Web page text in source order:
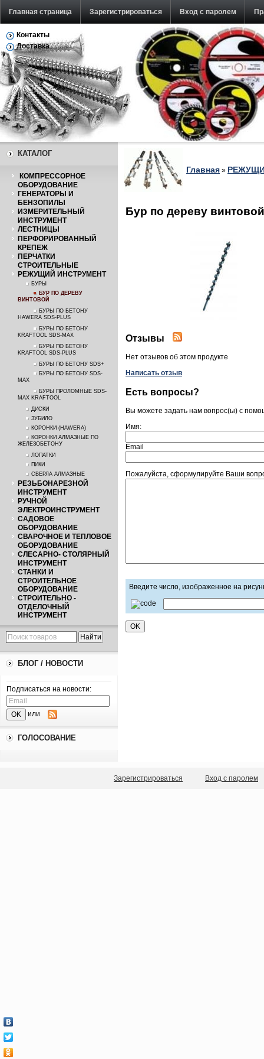
Главная страница Зарегистрироваться Вход с паролем
Обратная связь
Контакты
Доставка
КАТАЛОГ
КОМПРЕССОРНОЕ
ОБОРУДОВАНИЕ
ГЕНЕРАТОРЫ И
БЕНЗОПИЛЫ
ИЗМЕРИТЕЛЬНЫЙ
ИНСТРУМЕНТ
ЛЕСТНИЦЫ
ПЕРФОРИРОВАННЫЙ
КРЕПЕЖ
ПЕРЧАТКИ
СТРОИТЕЛЬНЫЕ
РЕЖУЩИЙ ИНСТРУМЕНТ
БУРЫ
БУР ПО ДЕРЕВУ
ВИНТОВОЙ
БУРЫ ПО БЕТОНУ
HAWERA SDS-PLUS
БУРЫ ПО БЕТОНУ
KRAFTOOL SDS-MAX
БУРЫ ПО БЕТОНУ
KRAFTOOL SDS-PLUS
БУРЫ ПО БЕТОНУ SDS+
БУРЫ ПО БЕТОНУ SDS-
MAX
БУРЫ ПРОЛОМНЫЕ SDS-
MAX KRAFTOOL
ДИСКИ
ЗУБИЛО
КОРОНКИ (HAWERA)
КОРОНКИ АЛМАЗНЫЕ ПО
ЖЕЛЕЗОБЕТОНУ
ЛОПАТКИ
ПИКИ
СВЕРЛА АЛМАЗНЫЕ
РЕЗЬБОНАРЕЗНОЙ
ИНСТРУМЕНТ
РУЧНОЙ
ЭЛЕКТРОИНСТРУМЕНТ
САДОВОЕ
ОБОРУДОВАНИЕ
СВАРОЧНОЕ И ТЕПЛОВОЕ
ОБОРУДОВАНИЕ
СЛЕСАРНО- СТОЛЯРНЫЙ
ИНСТРУМЕНТ
СТАНКИ И
СТРОИТЕЛЬНОЕ
ОБОРУДОВАНИЕ
СТРОИТЕЛЬНО -
ОТДЕЛОЧНЫЙ
ИНСТРУМЕНТ
БЛОГ / НОВОСТИ
Подписаться на новости:
или
ГОЛОСОВАНИЕ
Главная »
Бур по дереву
Отзывы
Нет отзывов об этом продукте
Написать отзыв
Есть вопросы?
Вы можете задать нам вопрос(ы) с
Имя:
Email
Пожалуйста, сформулируйте Ваши
Введите число, изображенное на
Зарегистрироваться Вход с паролем